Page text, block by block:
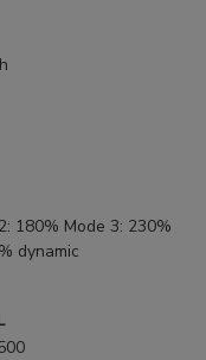
180% Mode 3: 230%
dynamic